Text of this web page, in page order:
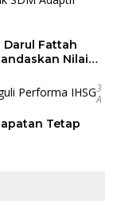
Darul Fattah
Nilai
3
A
Tetap